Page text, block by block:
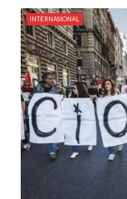
i
p
o
s
INTERNASIONAL